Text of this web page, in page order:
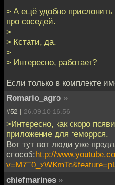
> А ещё удобно прислонить
про соседей.
>
> Кстати, да.
>
> Интересно, работает?
Если только в комплекте
Romario_agro »
#52 | 26.09.10 16:56
>Интересно, как скоро
приложение для геморроя.
Вот тут вот люди уже
способ:http://
chiefmarines »